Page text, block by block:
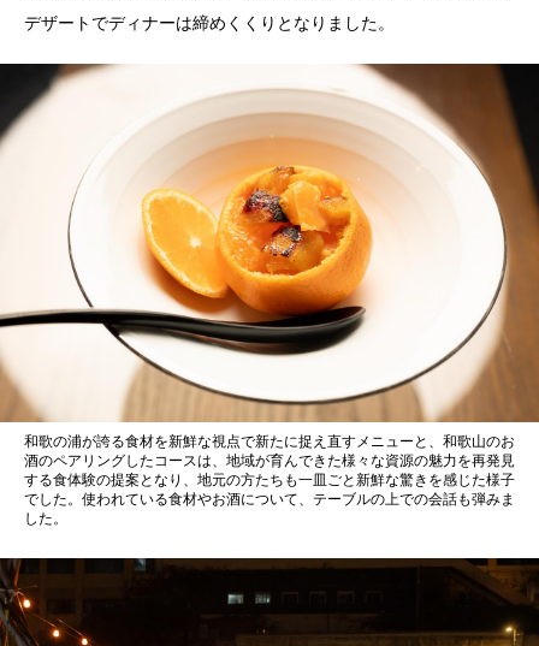
デザートでディナーは締めくくりとなりました。
和歌の浦が誇る食材を新鮮な視点で新たに捉え直すメニューと、和歌山のお
酒のペアリングしたコースは、地域が育んできた様々な資源の魅力を再発見
する食体験の提案となり、地元の方たちも一皿ごと新鮮な驚きを感じた様子
でした。使われている食材やお酒について、テーブルの上での会話も弾みま
した。